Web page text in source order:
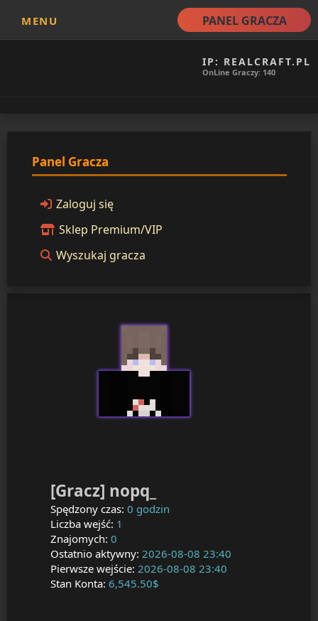
MENU PANEL GRACZA
IP: REALCRAFT.PL
OnLine Graczy: 140
Panel Gracza
Zaloguj się
Sklep Premium/VIP
Wyszukaj gracza
[Gracz] nopq_
Spędzony czas: 0 godzin
Liczba wejść: 1
Znajomych: 0
Ostatnio aktywny: 2026-08-08 23:40
Pierwsze wejście: 2026-08-08 23:40
Stan Konta: 6,545.50$